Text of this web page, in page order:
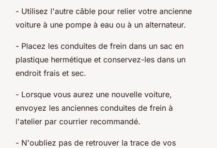
- Utilisez l'autre câble pour relier votre ancienne
voiture à une pompe à eau ou à un alternateur.
- Placez les conduites de frein dans un sac en
plastique hermétique et conservez-les dans un
endroit frais et sec.
- Lorsque vous aurez une nouvelle voiture,
envoyez les anciennes conduites de frein à
l'atelier par courrier recommandé.
- N'oubliez pas de retrouver la trace de vos